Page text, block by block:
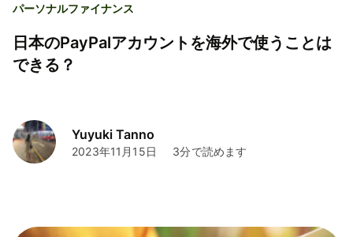
パーソナルファイナンス
日本のPayPalアカウントを海外で使うことは
できる？
Yuyuki Tanno
2023年11月15日 3分で読めます